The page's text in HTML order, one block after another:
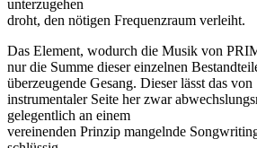
unterzugehen
droht, den nötigen Frequenzraum verleiht.
Das Element, wodurch die Musik von
nur die Summe dieser einzelnen
überzeugende Gesang. Dieser lässt das von
instrumentaler Seite her zwar
gelegentlich an einem
vereinenden Prinzip mangelnde